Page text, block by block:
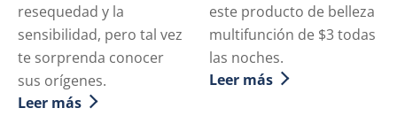
resequedad y la
sensibilidad, pero tal vez
te sorprenda conocer
sus orígenes.
Discover more about ¿qué Es El Gel Reparador Y Para
Leer más
este producto de belleza
multifunción de $3 todas
las noches.
Discover more about
Leer más